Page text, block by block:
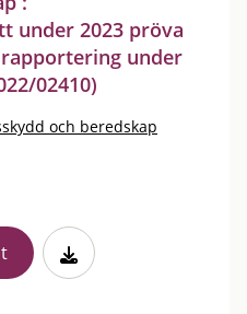
under 2023 pröva
under
02410)
och beredskap